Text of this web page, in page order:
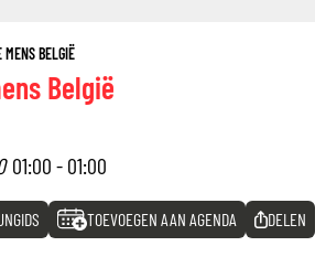
BELGIË
België
01:00 - 01:00
TOEVOEGEN AAN AGENDA DELEN